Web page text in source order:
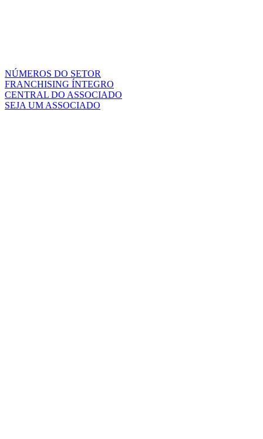
NÚMEROS DO SETOR
FRANCHISING ÍNTEGRO
CENTRAL DO ASSOCIADO
SEJA UM ASSOCIADO